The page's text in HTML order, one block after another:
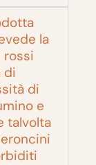
la
rossi
di
di
e
talvolta